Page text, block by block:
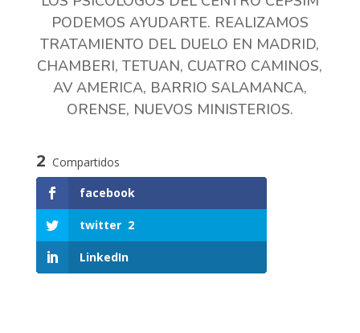
PODEMOS AYUDARTE. REALIZAMOS
TRATAMIENTO DEL DUELO EN MADRID,
CHAMBERI, TETUAN, CUATRO CAMINOS,
AV AMERICA, BARRIO SALAMANCA,
ORENSE, NUEVOS MINISTERIOS.
2 Compartidos
facebook
twitter 2
LinkedIn